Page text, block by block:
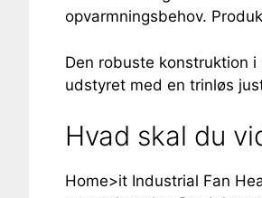
opvarmningsbehov.
Den robuste konstruktion
udstyret med en trinløs
Hvad skal du
Home>it Industrial Fan